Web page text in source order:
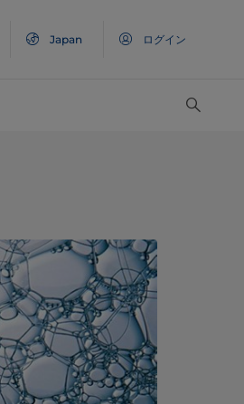
Japan ログイン